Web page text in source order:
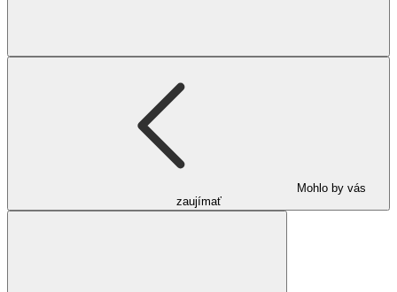
Mohlo by vás
zaujímať